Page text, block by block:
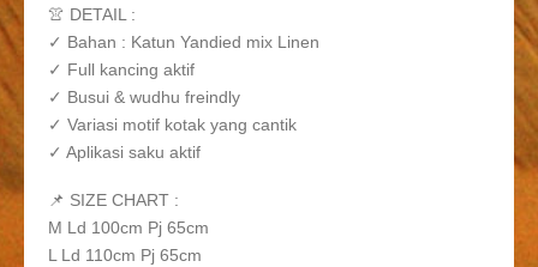
👚 DETAIL :
✓ Bahan : Katun Yandied mix Linen
✓ Full kancing aktif
✓ Busui & wudhu freindly
✓ Variasi motif kotak yang cantik
✓ Aplikasi saku aktif
📌 SIZE CHART :
M Ld 100cm Pj 65cm
L Ld 110cm Pj 65cm